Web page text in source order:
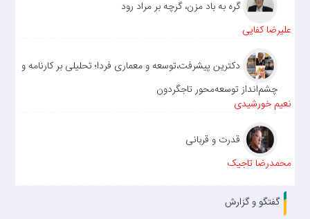
گره به باد مزن، گرچه بر مراد رود
علیرضا کفایی
دکترین پیشرفت،توسعه و معماری فردا؛ تحلیلی بر کارنامه و
چشم‌انداز توسعه‌محور تاجگردون
نعیم خورشیدی
قدرت و قربانی
محمدرضا تاجیک
گفتگو و گزارش